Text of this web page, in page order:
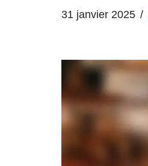
31 janvier 2025